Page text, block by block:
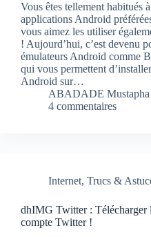
Vous êtes tellement habitués
applications Android
vous aimez les utiliser
! Aujourd’hui, c’est devenu
émulateurs Android comme
qui vous permettent
Android sur…
ABADADE Mustapha
4 commentaires
Internet, Trucs &
dhIMG Twitter : Télécharger
compte Twitter !